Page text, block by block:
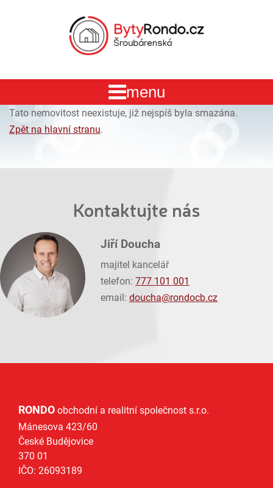
Tato nemovitost neexistuje, již nejspíš byla smazána.
Zpět na hlavní stranu.
Kontaktujte nás
Jiří Doucha
majitel kancelář
telefon: 777 101 001
email: doucha@rondocb.cz
RONDO obchodní a realitní společnost s.r.o.
Mánesova 423/60
České Budějovice
370 01
IČO: 26093189